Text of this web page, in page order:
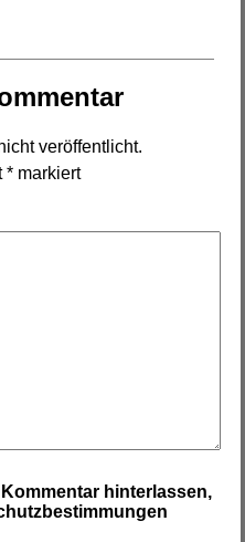
veröffentlicht.
* markiert
hinterlassen,